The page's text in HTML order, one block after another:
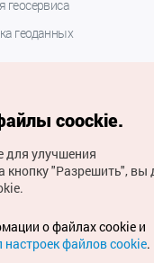
геосервиса
геоданных
Кореи Все
связанных с
запросы на
coockie.
для улучшения
"Разрешить", вы
о файлах cookie и
настроек файлов cookie.